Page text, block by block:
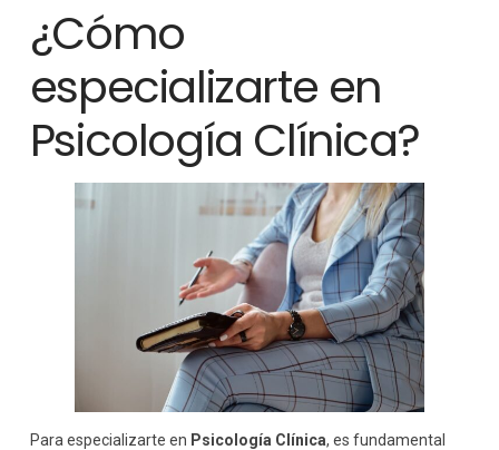
¿Cómo
especializarte en
Psicología Clínica?
Para especializarte en Psicología Clínica, es fundamental